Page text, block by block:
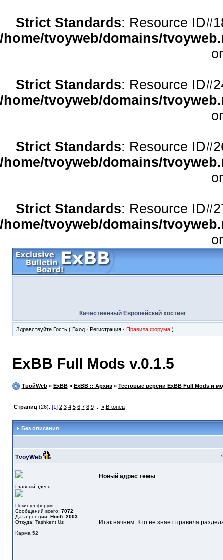
Strict Standards: Resource
/home/tvoyweb/domains/
Strict Standards: Resource
/home/tvoyweb/domains/
Strict Standards: Resource
/home/tvoyweb/domains/
Strict Standards: Resource
/home/tvoyweb/domains/
Качественный Европейский хостинг
Здравствуйте Гость ( Вход· Регистрация· Правила форума)
ExBB Full Mods v.0.1.5
ТвойWeb» ExBB» ExBB :: Архив» Тестовые версии ExBB Full Mods и
Страниц (26): [1] 2 3 4 5 6 7 8 9... » В конец
Без описания
TvoyWeb
Главный здесь
Покинул форум
Сообщений всего: 7072
Дата рег-ции: Нояб. 2003
Откуда: Tashkent Uz
Карма 52
Новый адрес темы
Итак начнем. Кто не знает правила